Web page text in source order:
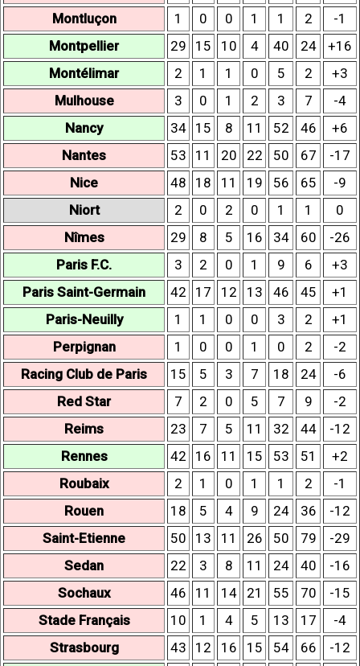
Montluçon
1 0 0 1 1 2
-1
Montpellier
29 15 10 4 40 24
+16
Montélimar
2 1 1 0 5 2
+3
Mulhouse
3 0 1 2 3 7
-4
Nancy
34 15 8 11 52 46
+6
Nantes
53 11 20 22 50 67
-17
Nice
48 18 11 19 56 65
-9
Niort
2 0 2 0 1 1
0
Nîmes
29 8 5 16 34 60
-26
Paris F.C.
3 2 0 1 9 6
+3
Paris Saint-Germain
42 17 12 13 46 45
+1
Paris-Neuilly
1 1 0 0 3 2
+1
Perpignan
1 0 0 1 0 2
-2
Racing Club de Paris
15 5 3 7 18 24
-6
Red Star
7 2 0 5 7 9
-2
Reims
23 7 5 11 32 44
-12
Rennes
42 16 11 15 53 51
+2
Roubaix
2 1 0 1 1 2
-1
Rouen
18 5 4 9 24 36
-12
Saint-Etienne
50 13 11 26 50 79
-29
Sedan
22 3 8 11 24 40
-16
Sochaux
46 11 14 21 55 70
-15
Stade Français
10 1 4 5 13 17
-4
Strasbourg
43 12 16 15 54 66
-12